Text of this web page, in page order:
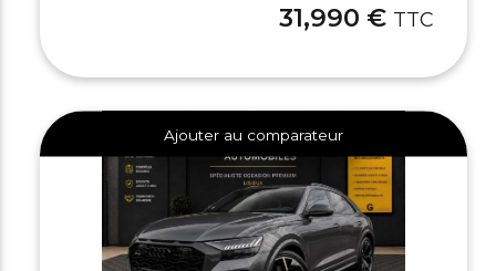
31,990 € TTC
Ajouter au comparateur